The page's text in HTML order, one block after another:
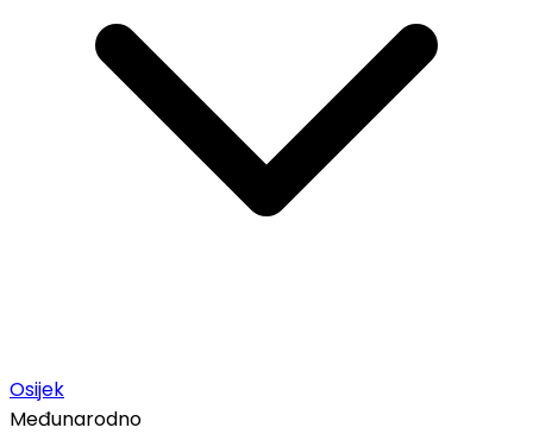
Osijek
Međunarodno